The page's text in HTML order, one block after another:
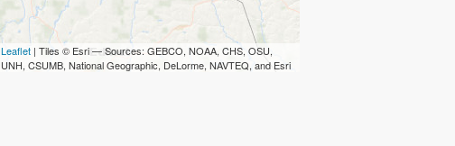
Leaflet | Tiles © Esri — Sources: GEBCO, NOAA, CHS, OSU,
UNH, CSUMB, National Geographic, DeLorme, NAVTEQ, and Esri